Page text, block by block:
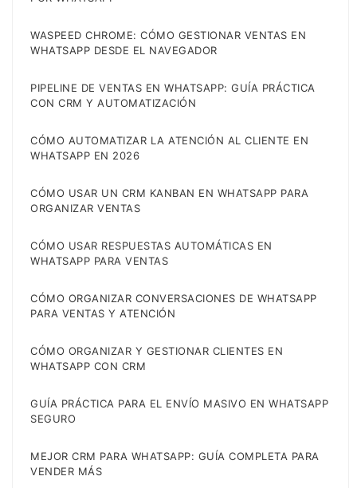
WASPEED CHROME: CÓMO GESTIONAR VENTAS EN
WHATSAPP DESDE EL NAVEGADOR
PIPELINE DE VENTAS EN WHATSAPP: GUÍA PRÁCTICA
CON CRM Y AUTOMATIZACIÓN
CÓMO AUTOMATIZAR LA ATENCIÓN AL CLIENTE EN
WHATSAPP EN 2026
CÓMO USAR UN CRM KANBAN EN WHATSAPP PARA
ORGANIZAR VENTAS
CÓMO USAR RESPUESTAS AUTOMÁTICAS EN
WHATSAPP PARA VENTAS
CÓMO ORGANIZAR CONVERSACIONES DE WHATSAPP
PARA VENTAS Y ATENCIÓN
CÓMO ORGANIZAR Y GESTIONAR CLIENTES EN
WHATSAPP CON CRM
GUÍA PRÁCTICA PARA EL ENVÍO MASIVO EN WHATSAPP
SEGURO
MEJOR CRM PARA WHATSAPP: GUÍA COMPLETA PARA
VENDER MÁS